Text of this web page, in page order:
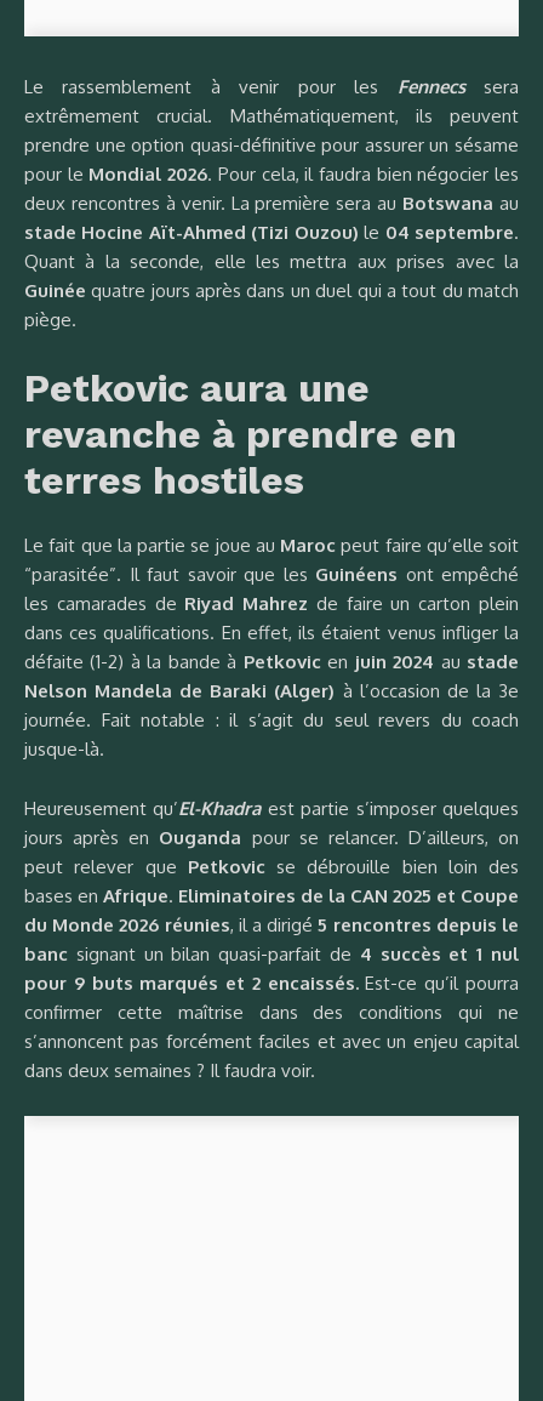
Le rassemblement à venir pour les Fennecs
sera
extrêmement crucial. Mathématiquement, ils peuvent
prendre une option quasi-définitive pour assurer un sésame
pour le Mondial 2026. Pour cela, il faudra bien négocier les
deux rencontres à venir. La première sera au Botswana au
stade Hocine Aït-Ahmed (Tizi Ouzou) le 04 septembre.
Quant à la seconde, elle les mettra aux prises avec la
Guinée quatre jours après dans un duel qui a tout du match
piège.
Petkovic aura une
revanche à prendre en
terres hostiles
Le fait que la partie se joue au Maroc peut faire qu’elle soit
“parasitée”. Il faut savoir que les Guinéens ont empêché
les camarades de Riyad Mahrez de faire un carton plein
dans ces qualifications. En effet, ils étaient venus infliger la
défaite (1-2) à la bande à Petkovic en juin 2024 au stade
Nelson Mandela de Baraki (Alger) à l’occasion de la 3e
journée. Fait notable : il s’agit du seul revers du coach
jusque-là.
Heureusement qu’El-Khadra est partie s’imposer quelques
jours après en Ouganda pour se relancer. D’ailleurs, on
peut relever que Petkovic se débrouille bien loin des
bases en Afrique. Eliminatoires de la CAN 2025 et Coupe
du Monde 2026 réunies, il a dirigé 5 rencontres depuis le
banc signant un bilan quasi-parfait de 4 succès et 1 nul
pour 9 buts marqués et 2 encaissés.Est-ce qu’il pourra
confirmer cette maîtrise dans des conditions qui ne
s’annoncent pas forcément faciles et avec un enjeu capital
dans deux semaines ? Il faudra voir.